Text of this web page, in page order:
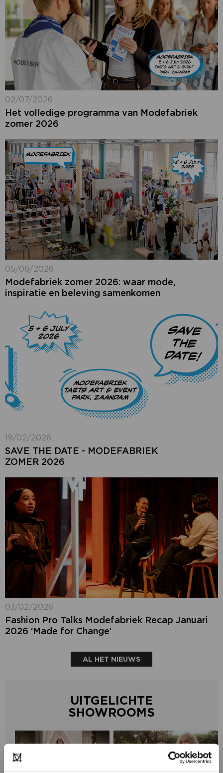
02/07/2026
Het volledige programma van Modefabriek
zomer 2026
05/06/2026
Modefabriek zomer 2026: waar mode,
inspiratie en beleving samenkomen
19/02/2026
SAVE THE DATE - MODEFABRIEK
ZOMER 2026
03/02/2026
Fashion Pro Talks Modefabriek Recap Januari
2026 ‘Made for Change’
AL HET NIEUWS
UITGELICHTE
SHOWROOMS